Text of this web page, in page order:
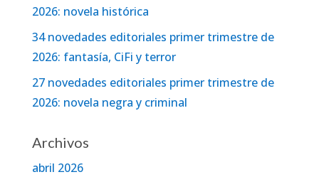
2026: novela histórica
34 novedades editoriales primer trimestre de
2026: fantasía, CiFi y terror
27 novedades editoriales primer trimestre de
2026: novela negra y criminal
Archivos
abril 2026